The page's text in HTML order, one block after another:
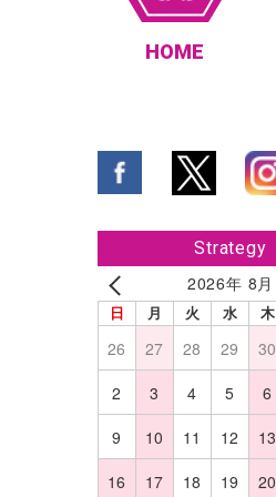
HOME
Strategy
2026年 8月
日 月 火 水 木
26 27 28 29 30
2
3 4 5 6
9
10 11 12 13
16
17 18 19 20